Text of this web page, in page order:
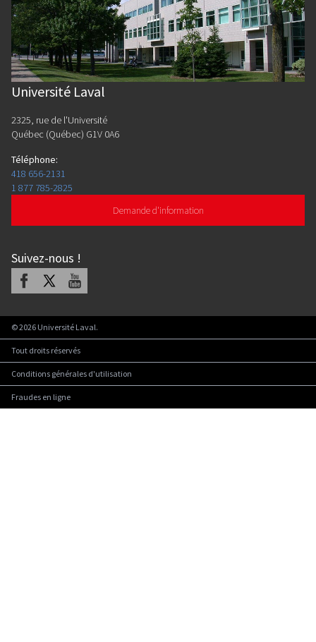
Université Laval
2325, rue de l'Université
Québec (Québec) G1V 0A6
Téléphone:
418 656-2131
1 877 785-2825
Demande d'information
Suivez-nous !
Facebook Youtube
©2026 Université Laval.
Tout droits réservés
Conditions générales d'utilisation
Fraudes en ligne